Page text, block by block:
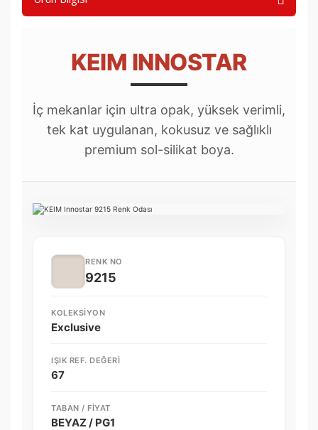
KEIM INNOSTAR
İç mekanlar için ultra opak, yüksek verimli,
tek kat uygulanan, kokusuz ve sağlıklı
premium sol-silikat boya.
RENK NO
9215
KOLEKSIYON
Exclusive
IŞIK REF. DEĞERI
67
TABAN / FIYAT
BEYAZ / PG1